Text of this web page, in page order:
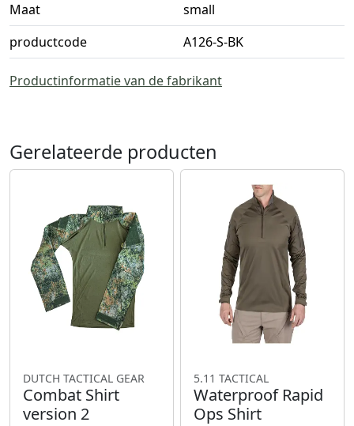
Maat
small
productcode
A126-S-BK
Productinformatie van de fabrikant
Gerelateerde producten
DUTCH TACTICAL GEAR
Combat Shirt
version 2
5.11 TACTICAL
Waterproof Rapid
Ops Shirt